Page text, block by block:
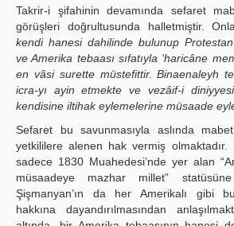
Takrir-i şifahinin devamında sefaret
görüşleri doğrultusunda halletmiştir.
kendi hanesi dahilinde bulunup
ve Amerika tebaası sıfatıyla ‘haricâne
en vâsi surette müstefittir. Binaenaleyh
icra-yı ayin etmekte ve vezâif-i
kendisine iltihak eylemelerine müsaade
Sefaret bu savunmasıyla aslında
yetkililere alenen hak vermiş olmaktadır.
sadece 1830 Muahedesi’nde yer alan
müsaadeye mazhar millet”
Şişmanyan’ın da her Amerikalı gibi
hakkına dayandırılmasından